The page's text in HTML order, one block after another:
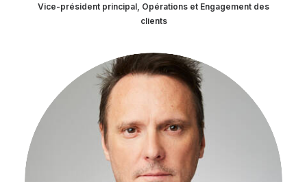
Vice-président principal, Opérations et Engagement des
clients